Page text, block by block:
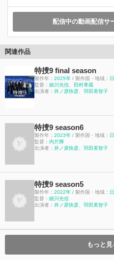
配信中の動画配信サ
関連作品
特捜9 final season
製作年： 2025年 / 製作国・地域：
監督： 細川光信
田村孝蔵
出演者： 井ノ原快彦 羽田美智子
特捜9 season6
製作年： 2023年 / 製作国・地域：
監督： 内片輝
出演者： 井ノ原快彦 羽田美智子
特捜9 season5
製作年： 2022年 / 製作国・地域：
監督： 細川光信
出演者： 井ノ原快彦 羽田美智子
もっと見